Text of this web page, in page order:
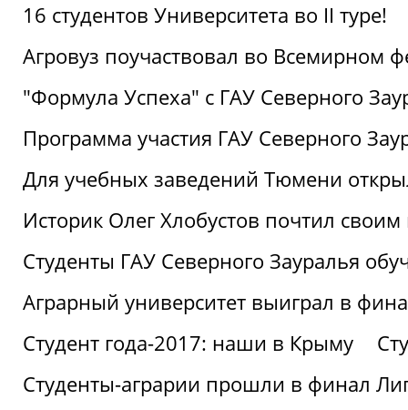
16 студентов Университета во II туре!
Агровуз поучаствовал во Всемирном
"Формула Успеха" с ГАУ Северного
Программа участия ГАУ Северного
Для учебных заведений Тюмени
Историк Олег Хлобустов почтил
Студенты ГАУ Северного Зауралья
Аграрный университет выиграл в
Студент года-2017: наши в Крыму
Студенты-аграрии прошли в финал